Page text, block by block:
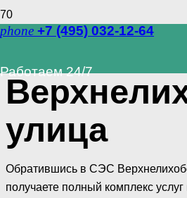
phone +7 (495) 032-12-64
Работаем 24/7
улица
Обратившись в СЭС
получаете полный комплекс